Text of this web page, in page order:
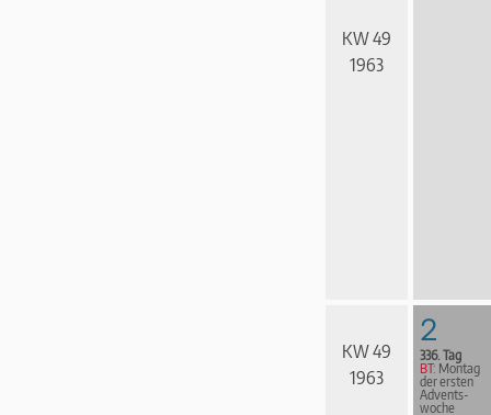
KW 49
1963
KW 49
1963
2
336. Tag
BT: Montag
der ersten
Advents­
woche